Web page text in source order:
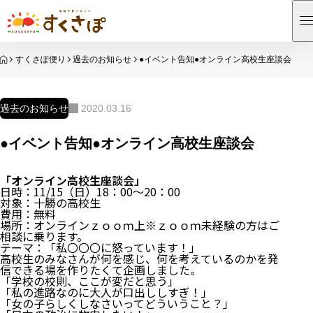
HOME
すくさぽ便り 過去のお知らせ ●イベント告知●オンライン高校生座談会
過去のお知らせ 2020.03.16
●イベント告知●オンライン高校生座談会
「オンライン高校生座談会」
日時：11/15（日）18：00～20：00
対象：十勝の高校生
費用：無料
場所：オンラインｚｏｏｍ上※ｚｏｏｍ未経験の方はご
相談に乗ります。
テーマ：「私〇〇〇に怒っています！」
高校生のみなさんが何を感じ、何を考えているのかを発
信できる場を作りたくて企画しました。
「学校の校則、ここが変だと思う」
「私の進路なのに大人が口出ししすぎ！」
「女の子らしくしなさいってどういうこと？」